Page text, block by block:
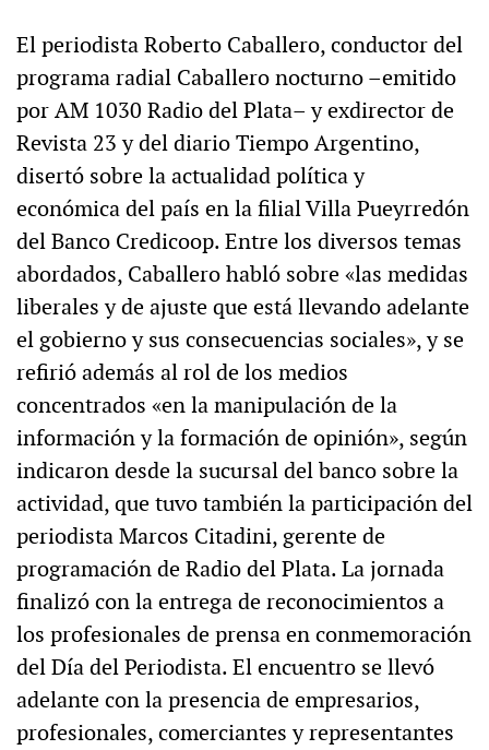
El periodista Roberto Caballero, conductor del
programa radial Caballero nocturno –emitido
por AM 1030 Radio del Plata– y exdirector de
Revista 23 y del diario Tiempo Argentino,
disertó sobre la actualidad política y
económica del país en la filial Villa Pueyrredón
del Banco Credicoop. Entre los diversos temas
abordados, Caballero habló sobre «las medidas
liberales y de ajuste que está llevando adelante
el gobierno y sus consecuencias sociales», y se
refirió además al rol de los medios
concentrados «en la manipulación de la
información y la formación de opinión», según
indicaron desde la sucursal del banco sobre la
actividad, que tuvo también la participación del
periodista Marcos Citadini, gerente de
programación de Radio del Plata. La jornada
finalizó con la entrega de reconocimientos a
los profesionales de prensa en conmemoración
del Día del Periodista. El encuentro se llevó
adelante con la presencia de empresarios,
profesionales, comerciantes y representantes